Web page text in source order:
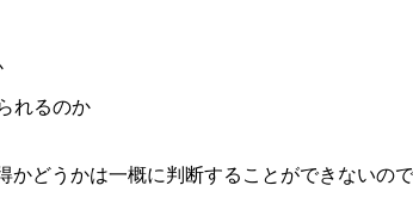
れるのか
どうかは一概に判断することができないので